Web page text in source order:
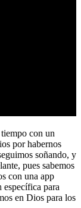
con un
por habernos
soñando, y
pues sabemos
con una app
específica para
en Dios para los